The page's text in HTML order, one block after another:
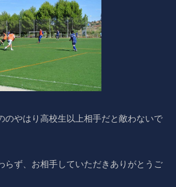
のやはり高校生以上相手だと敵わないで
らず、お相手していただきありがとうご